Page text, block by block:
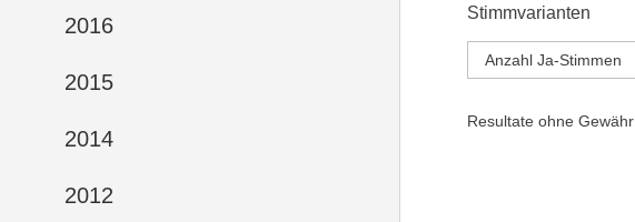
2016
2015
2014
2012
Stimmvarianten
Anzahl Ja-Stimmen
Resultate ohne Gewähr